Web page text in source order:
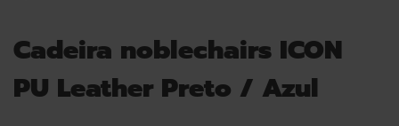
Cadeira noblechairs ICON
PU Leather Preto / Azul